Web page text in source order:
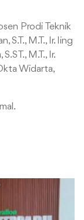
Prodi Teknik
S.T., M.T., Ir. Iing
M.T., Ir.
Widarta,